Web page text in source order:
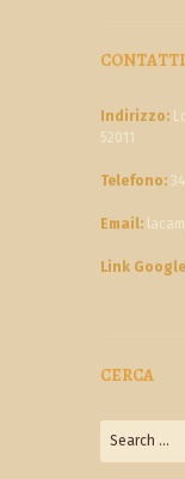
CONTATTI
Indirizzo:
52011
Telefono:
Email:
Link
CERCA